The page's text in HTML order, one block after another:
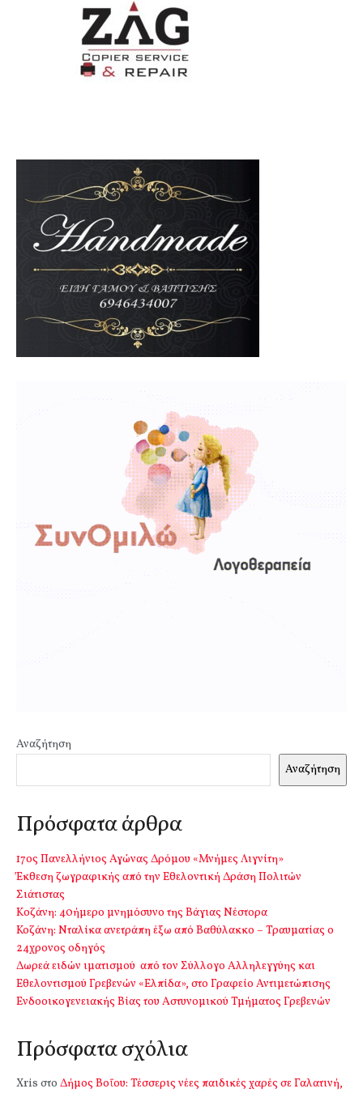
Αναζήτηση
Αναζήτηση
Πρόσφατα άρθρα
17ος Πανελλήνιος Αγώνας Δρόμου «Μνήμες Λιγνίτη»
Έκθεση ζωγραφικής από την Εθελοντική Δράση Πολιτών
Σιάτιστας
Kοζάνη: 40ήμερο μνημόσυνο της Βάγιας Νέστορα
Κοζάνη: Νταλίκα ανετράπη έξω από Βαθύλακκο – Τραυματίας ο
24χρονος οδηγός
Δωρεά ειδών ιματισμού από τον Σύλλογο Αλληλεγγύης και
Εθελοντισμού Γρεβενών «Ελπίδα», στο Γραφείο Αντιμετώπισης
Ενδοοικογενειακής Βίας του Αστυνομικού Τμήματος Γρεβενών
Πρόσφατα σχόλια
Xris στο Δήμος Βοΐου: Τέσσερις νέες παιδικές χαρές σε Γαλατινή,